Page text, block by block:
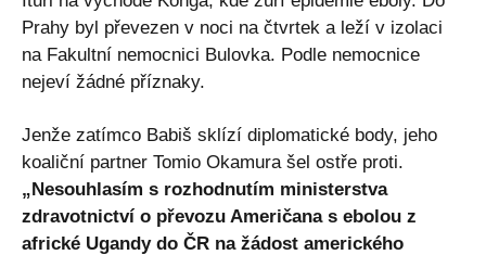
Prahy byl převezen v noci na čtvrtek a leží v izolaci
na Fakultní nemocnici Bulovka. Podle nemocnice
nejeví žádné příznaky.
Jenže zatímco Babiš sklízí diplomatické body, jeho
koaliční partner Tomio Okamura šel ostře proti.
„Nesouhlasím s rozhodnutím ministerstva
zdravotnictví o převozu Američana s ebolou z
africké Ugandy do ČR na žádost amerického